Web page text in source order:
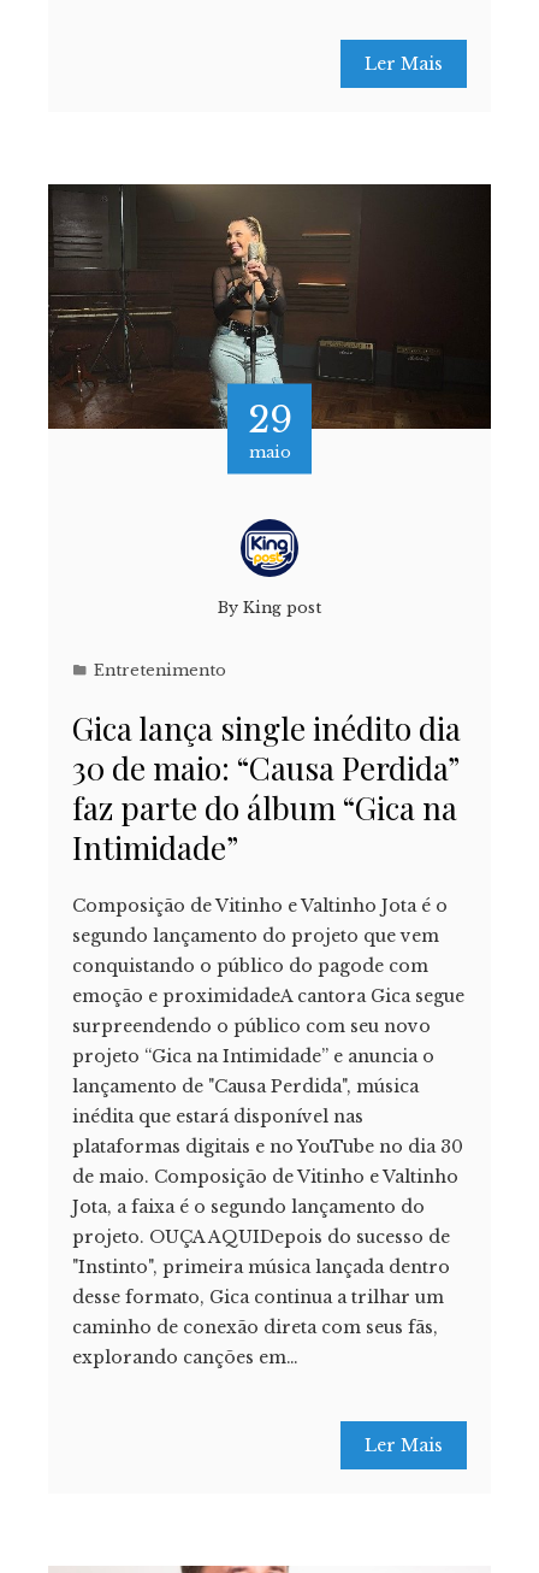
Ler Mais
29
maio
By King post
Entretenimento
Gica lança single inédito dia
30 de maio: “Causa Perdida”
faz parte do álbum “Gica na
Intimidade”
Composição de Vitinho e Valtinho Jota é o
segundo lançamento do projeto que vem
conquistando o público do pagode com
emoção e proximidadeA cantora Gica segue
surpreendendo o público com seu novo
projeto “Gica na Intimidade” e anuncia o
lançamento de "Causa Perdida", música
inédita que estará disponível nas
plataformas digitais e no YouTube no dia 30
de maio. Composição de Vitinho e Valtinho
Jota, a faixa é o segundo lançamento do
projeto. OUÇA AQUIDepois do sucesso de
"Instinto", primeira música lançada dentro
desse formato, Gica continua a trilhar um
caminho de conexão direta com seus fãs,
explorando canções em…
Ler Mais